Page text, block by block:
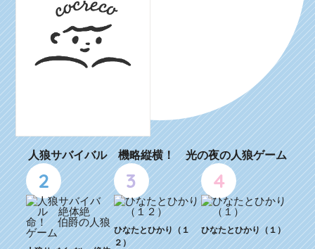
人狼サバイバル 機略縦横！ 光の夜の人狼ゲーム
2 3
ひなたとひかり（１
２）
4
ひなたとひかり（１）